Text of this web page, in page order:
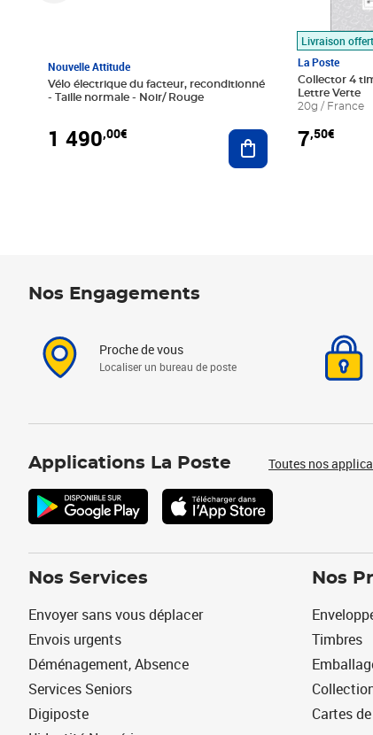
Nouvelle Attitude
Vélo électrique du facteur, reconditionné
- Taille normale - Noir/ Rouge
1 490,00€ Ajouter au panier
Livraison
La Poste
Collector 4
Lettre Verte
20g / France
7,50€
Nos Engagements
Proche de vous
Localiser un bureau de poste
Applications La Poste Toutes nos
Nos Services
Envoyer sans vous déplacer
Envois urgents
Déménagement, Absence
Services Seniors
Digiposte
Nos
Timbres
Cartes